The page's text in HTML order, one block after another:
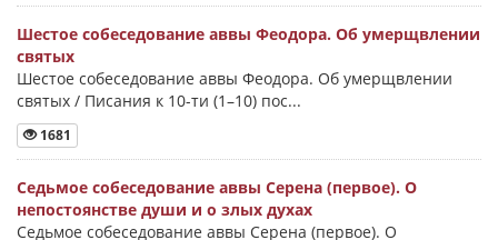
Шестое собеседование аввы Феодора. Об умерщвлении
святых
Шестое собеседование аввы Феодора. Об умерщвлении
святых / Писания к 10-ти (1–10) пос...
1681
Седьмое собеседование аввы Серена (первое). О
непостоянстве души и о злых духах
Седьмое собеседование аввы Серена (первое). О